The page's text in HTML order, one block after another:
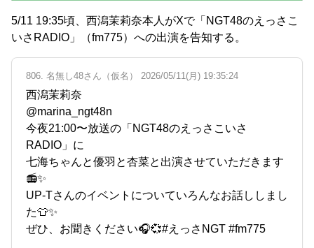
5/11 19:35頃、西潟茉莉奈本人がXで「NGT48のえっさこ
いさRADIO」（fm775）への出演を告知する。
806. 名無し48さん（仮名） 2026/05/11(月) 19:35:24
西潟茉莉奈
@marina_ngt48n
今夜21:00〜放送の「NGT48のえっさこいさ
RADIO」に
七海ちゃんと優羽と杏菜と出演させていただきます
📻✨
UP-Tさんのイベントについていろんなお話ししまし
た👕✨
ぜひ、お聞きください🎧💞#えっさNGT #fm775